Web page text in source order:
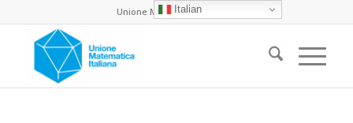
Unione Matematica Italiana
Italian